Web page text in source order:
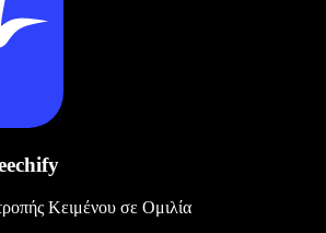
Κειμένου σε Ομιλία